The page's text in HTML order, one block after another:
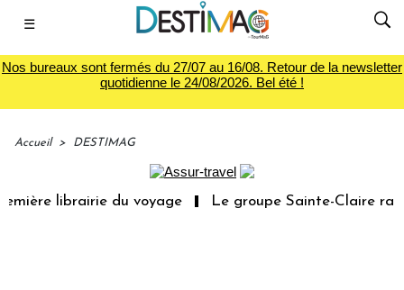
☰
Nos bureaux sont fermés du 27/07 au 16/08. Retour de la newsletter
quotidienne le 24/08/2026. Bel été !
Accueil > DESTIMAG
librairie du voyage Le groupe Sainte-Claire